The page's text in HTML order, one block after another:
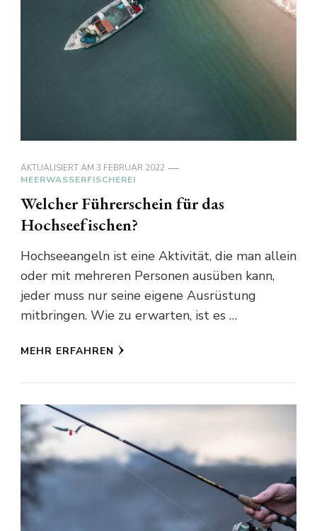
AKTUALISIERT AM 3 FEBRUAR 2022
MEERWASSERFISCHEREI
Welcher Führerschein für das
Hochseefischen?
Hochseeangeln ist eine Aktivität, die man allein
oder mit mehreren Personen ausüben kann,
jeder muss nur seine eigene Ausrüstung
mitbringen. Wie zu erwarten, ist es …
MEHR ERFAHREN